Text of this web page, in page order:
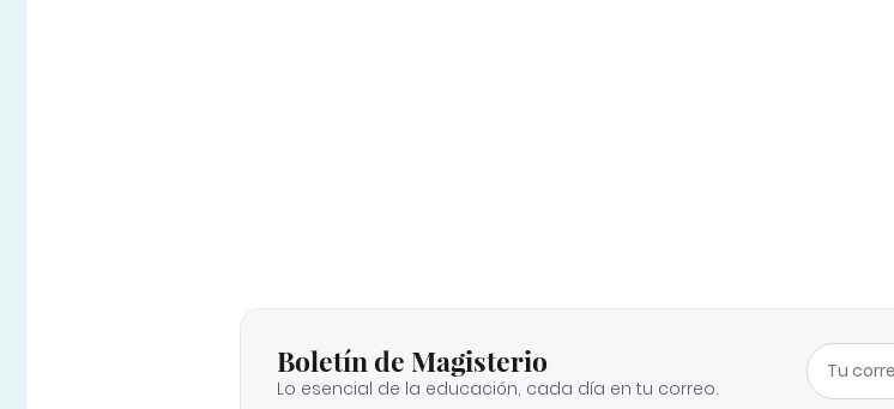
Boletín de Magisterio
Lo esencial de la educación, cada día en tu correo.